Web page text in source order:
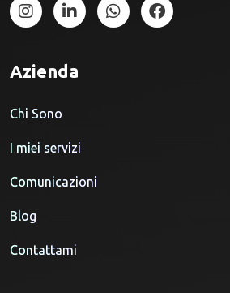
Azienda
Chi Sono
I miei servizi
Comunicazioni
Blog
Contattami